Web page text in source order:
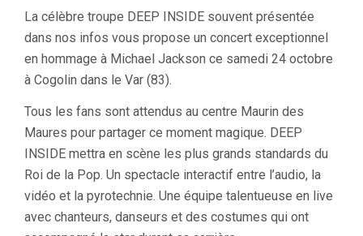
La célèbre troupe DEEP INSIDE souvent présentée
dans nos infos vous propose un concert exceptionnel
en hommage à Michael Jackson ce samedi 24 octobre
à Cogolin dans le Var (83).
Tous les fans sont attendus au centre Maurin des
Maures pour partager ce moment magique. DEEP
INSIDE mettra en scène les plus grands standards du
Roi de la Pop. Un spectacle interactif entre l’audio, la
vidéo et la pyrotechnie. Une équipe talentueuse en live
avec chanteurs, danseurs et des costumes qui ont